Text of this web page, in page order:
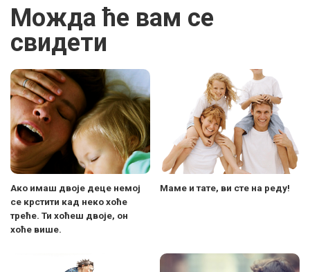
Можда ће вам се
свидети
Ако имаш двоје деце немој
се крстити кад неко хоће
треће. Ти хоћеш двоје, он
хоће више.
Маме и тате, ви сте на реду!